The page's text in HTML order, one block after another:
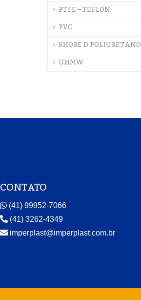
PTFE – TEFLON
PVC
SHORE D POLIURETANO
UHMW
CONTATO
(41) 99952-7066
(41) 3262-4349
imperplast@imperplast.com.br